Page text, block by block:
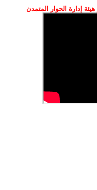
إدارة الحوار المتمدن